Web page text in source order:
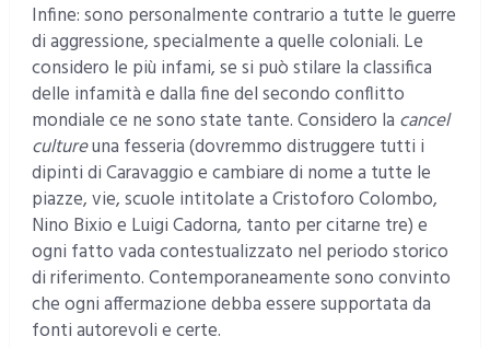
Infine: sono personalmente contrario a tutte le guerre
di aggressione, specialmente a quelle coloniali. Le
considero le più infami, se si può stilare la classifica
delle infamità e dalla fine del secondo conflitto
mondiale ce ne sono state tante. Considero la cancel
cultureuna fesseria (dovremmo distruggere tutti i
dipinti di Caravaggio e cambiare di nome a tutte le
piazze, vie, scuole intitolate a Cristoforo Colombo,
Nino Bixio e Luigi Cadorna, tanto per citarne tre) e
ogni fatto vada contestualizzato nel periodo storico
di riferimento. Contemporaneamente sono convinto
che ogni affermazione debba essere supportata da
fonti autorevoli e certe.